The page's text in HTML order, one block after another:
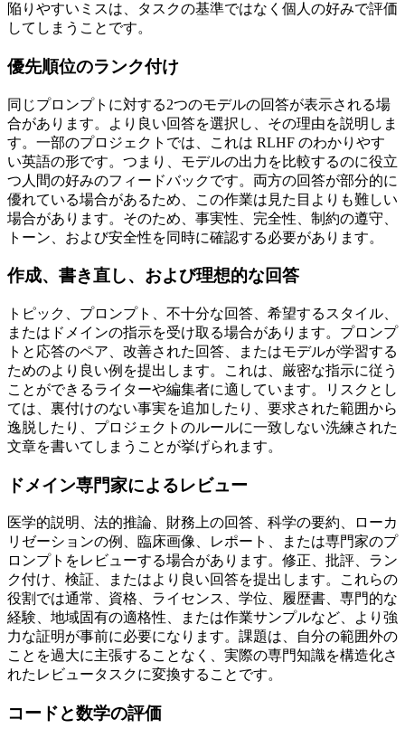
陥りやすいミスは、タスクの基準ではなく個人の好みで評価
してしまうことです。
優先順位のランク付け
同じプロンプトに対する2つのモデルの回答が表示される場
合があります。より良い回答を選択し、その理由を説明しま
す。一部のプロジェクトでは、これは RLHF のわかりやす
い英語の形です。つまり、モデルの出力を比較するのに役立
つ人間の好みのフィードバックです。両方の回答が部分的に
優れている場合があるため、この作業は見た目よりも難しい
場合があります。そのため、事実性、完全性、制約の遵守、
トーン、および安全性を同時に確認する必要があります。
作成、書き直し、および理想的な回答
トピック、プロンプト、不十分な回答、希望するスタイル、
またはドメインの指示を受け取る場合があります。プロンプ
トと応答のペア、改善された回答、またはモデルが学習する
ためのより良い例を提出します。これは、厳密な指示に従う
ことができるライターや編集者に適しています。リスクとし
ては、裏付けのない事実を追加したり、要求された範囲から
逸脱したり、プロジェクトのルールに一致しない洗練された
文章を書いてしまうことが挙げられます。
ドメイン専門家によるレビュー
医学的説明、法的推論、財務上の回答、科学の要約、ローカ
リゼーションの例、臨床画像、レポート、または専門家のプ
ロンプトをレビューする場合があります。修正、批評、ラン
ク付け、検証、またはより良い回答を提出します。これらの
役割では通常、資格、ライセンス、学位、履歴書、専門的な
経験、地域固有の適格性、または作業サンプルなど、より強
力な証明が事前に必要になります。課題は、自分の範囲外の
ことを過大に主張することなく、実際の専門知識を構造化さ
れたレビュータスクに変換することです。
コードと数学の評価